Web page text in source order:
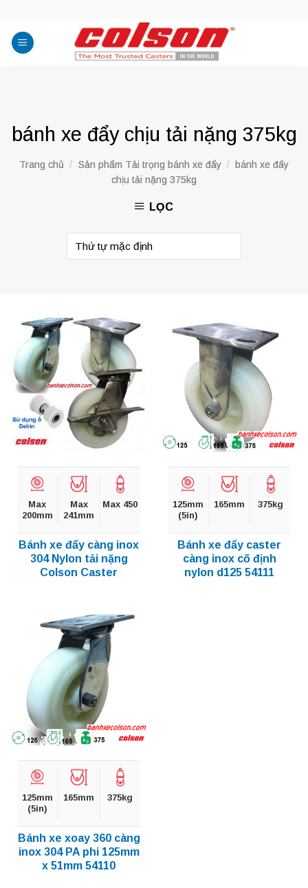
content
bánh xe đẩy chịu tải nặng 375kg
Trang chủ / Sản phẩm Tải trọng bánh xe đẩy /
bánh xe đẩy
chịu tải nặng 375kg
LỌC
Max
200mm
Max
241mm
Max 450
Bánh xe đẩy càng inox
304 Nylon tải nặng
Colson Caster
125mm
(5in)
165mm 375kg
Bánh xe đẩy caster
càng inox cố định
nylon d125 54111
125mm
(5in)
165mm 375kg
Bánh xe xoay 360 càng
inox 304 PA phi 125mm
x 51mm 54110